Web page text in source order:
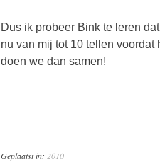
Dus ik probeer Bink te leren
nu van mij tot 10 tellen voordat
doen we dan samen!
Geplaatst in: 2010